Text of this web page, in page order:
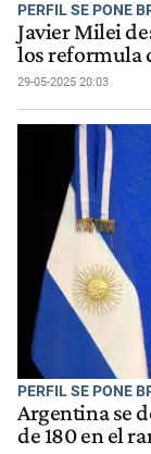
PERFIL SE PONE
Javier Milei
los reformula
29-05-2025 20:03
PERFIL SE PONE
Argentina se
de 180 en el